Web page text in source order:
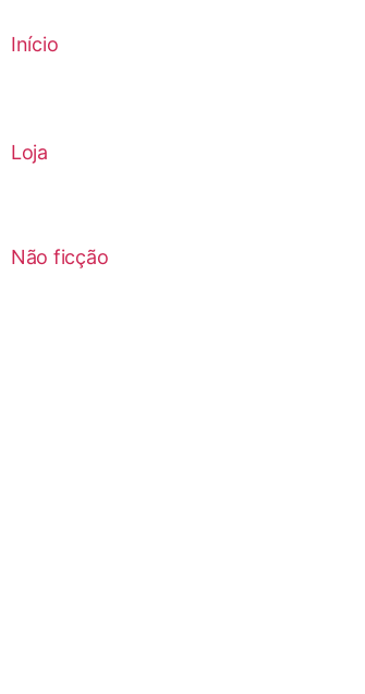
Início
Loja
Não ficção